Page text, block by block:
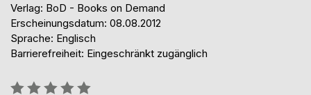
Verlag: BoD - Books on Demand
Erscheinungsdatum: 08.08.2012
Sprache: Englisch
Barrierefreiheit: Eingeschränkt zugänglich
Bewertung::